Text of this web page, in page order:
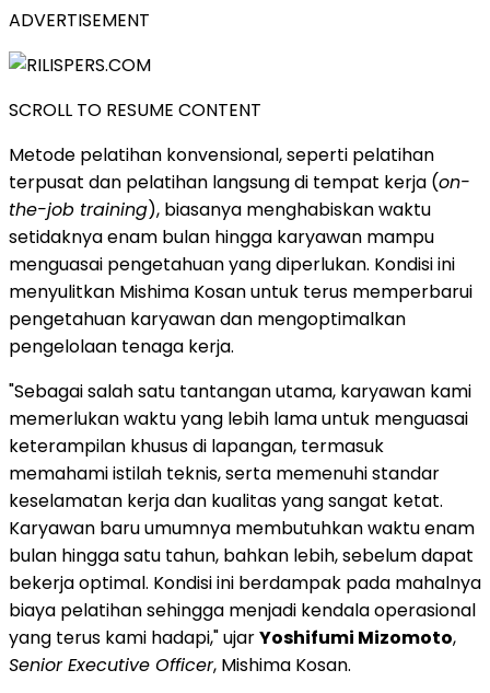
ADVERTISEMENT
SCROLL TO RESUME CONTENT
Metode pelatihan konvensional, seperti pelatihan
terpusat dan pelatihan langsung di tempat kerja (on-
the-job training), biasanya menghabiskan waktu
setidaknya enam bulan hingga karyawan mampu
menguasai pengetahuan yang diperlukan. Kondisi ini
menyulitkan Mishima Kosan untuk terus memperbarui
pengetahuan karyawan dan mengoptimalkan
pengelolaan tenaga kerja.
"Sebagai salah satu tantangan utama, karyawan kami
memerlukan waktu yang lebih lama untuk menguasai
keterampilan khusus di lapangan, termasuk
memahami istilah teknis, serta memenuhi standar
keselamatan kerja dan kualitas yang sangat ketat.
Karyawan baru umumnya membutuhkan waktu enam
bulan hingga satu tahun, bahkan lebih, sebelum dapat
bekerja optimal. Kondisi ini berdampak pada mahalnya
biaya pelatihan sehingga menjadi kendala operasional
yang terus kami hadapi," ujarYoshifumi Mizomoto,
Senior Executive Officer, Mishima Kosan.